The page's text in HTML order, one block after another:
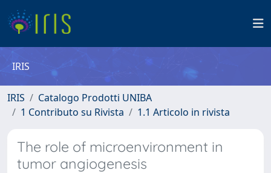
IRIS
IRIS
Catalogo Prodotti UNIBA
1 Contributo su Rivista
1.1 Articolo in rivista
The role of microenvironment in
tumor angiogenesis